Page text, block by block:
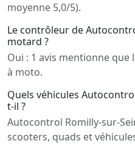
moyenne 5,0/5).
Le contrôleur de
motard ?
Oui : 1 avis mentionne
à moto.
Quels véhicules
t-il ?
Autocontrol Romilly-sur-
scooters, quads et